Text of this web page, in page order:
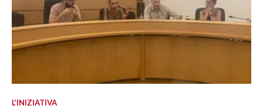
L’INIZIATIVA